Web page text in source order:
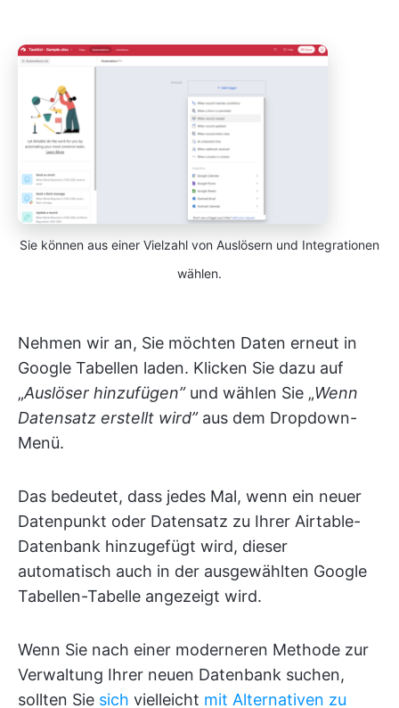
Sie können aus einer Vielzahl von Auslösern und Integrationen
wählen.
Nehmen wir an, Sie möchten Daten erneut in
Google Tabellen laden. Klicken Sie dazu auf
„Auslöser hinzufügen” und wählen Sie „Wenn
Datensatz erstellt wird” aus dem Dropdown-
Menü.
Das bedeutet, dass jedes Mal, wenn ein neuer
Datenpunkt oder Datensatz zu Ihrer Airtable-
Datenbank hinzugefügt wird, dieser
automatisch auch in der ausgewählten Google
Tabellen-Tabelle angezeigt wird.
Wenn Sie nach einer moderneren Methode zur
Verwaltung Ihrer neuen Datenbank suchen,
sollten Sie sich vielleicht mit Alternativen zu